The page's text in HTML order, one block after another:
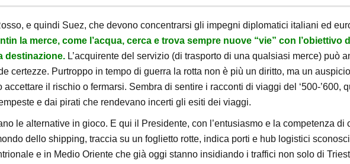
e quindi Suez, che devono concentrarsi gli impegni diplomatici italiani ed
la merce, come l’acqua, cerca e trova sempre nuove “vie” con l’obiettivo
destinazione. L’acquirente del servizio (di trasporto di una qualsiasi merce) può
certezze. Purtroppo in tempo di guerra la rotta non è più un diritto, ma un
il rischio o fermarsi. Sembra di sentire i racconti di viaggi del ‘500-’600,
e dai pirati che rendevano incerti gli esiti dei viaggi.
le alternative in gioco. E qui il Presidente, con l’entusiasmo e la competenza di
dello shipping, traccia su un foglietto rotte, indica porti e hub logistici
e in Medio Oriente che già oggi stanno insidiando i traffici non solo di